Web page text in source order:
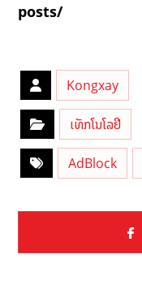
posts/
Kongxay
ເທັກໂນໂລຢີ
AdBlock